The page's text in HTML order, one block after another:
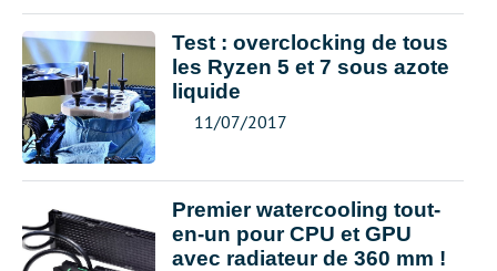
Test : overclocking de tous
les Ryzen 5 et 7 sous azote
liquide
11/07/2017
Premier watercooling tout-
en-un pour CPU et GPU
avec radiateur de 360 mm !